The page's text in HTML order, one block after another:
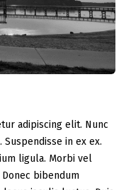
adipiscing elit. Nunc
in ex ex.
ligula. Morbi vel
bibendum